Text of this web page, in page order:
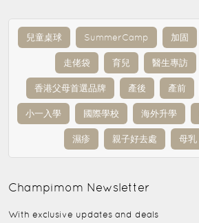
兒童桌球 SummerCamp 加固
走佬袋 育兒 醫生專訪
香港父母首選品牌 產後 產前
小一入學 國際學校 海外升學
濕疹 親子好去處 母乳
Champimom Newsletter
With exclusive updates and deals